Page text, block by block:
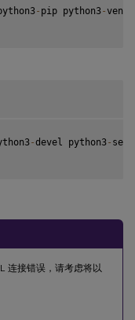
- pip python3-venv
-devel python3-
连接错误，请考虑将以